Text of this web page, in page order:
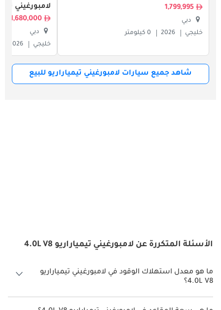
1,799,995
دبي
خليجي
2026 0 كيلومتر
لامبورغيني
1,680,000
دبي
خليجي
2026
شاهد جميع سيارات لامبورغيني تيمياراريو للبيع
الأسئلة المتكررة عن لامبورغيني تيمياراريو 4.0L V8
ما هو معدل استهلاك الوقود في لامبورغيني تيمياراريو
4.0L V8؟
يبلغ معدل استهلاك الوقود المقترح من الشركة المصنعة لسيارة
لامبورغيني تيمياراريو 2026 من 6كم/ليتر.